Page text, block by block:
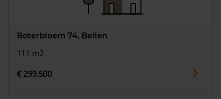
Boterbloem 74, Beilen
111 m2
€ 299.500